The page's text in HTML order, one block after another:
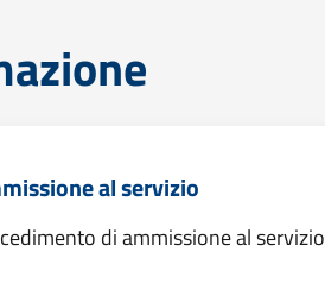
al servizio
di ammissione al servizio